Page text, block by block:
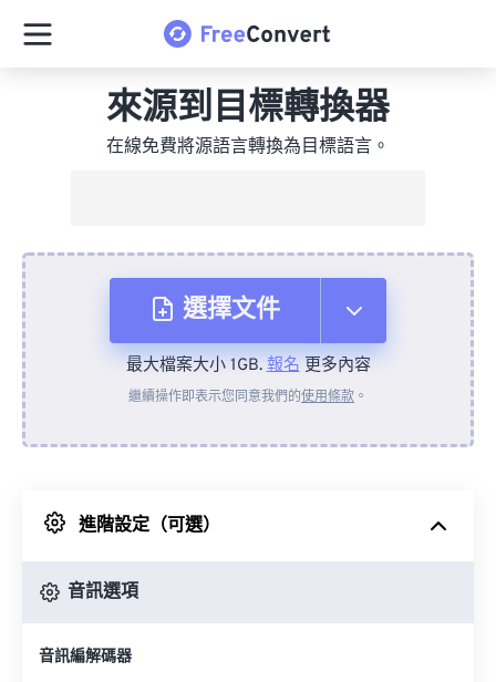
來源到目標轉換器
在線免費將源語言轉換為目標語言。
選擇文件
來自裝置
來自 Google 雲端硬碟
最大檔案大小 1GB.報名更多內容
繼續操作即表示您同意我們的使用條款 。
進階設定（可選）
音訊選項
音訊編解碼器